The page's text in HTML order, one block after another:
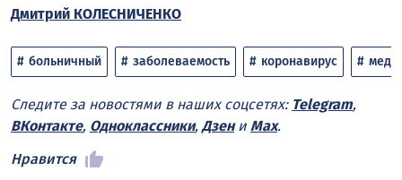
Дмитрий КОЛЕСНИЧЕНКО
больничный заболеваемость коронавирус
Следите за новостями в наших соцсетях: Telegram,
ВКонтакте, Одноклассники, Дзени Max.
Нравится